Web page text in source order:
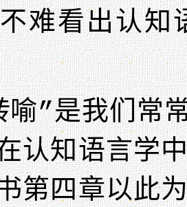
难看出认知
喻”是我们常
认知语言学
第四章以此